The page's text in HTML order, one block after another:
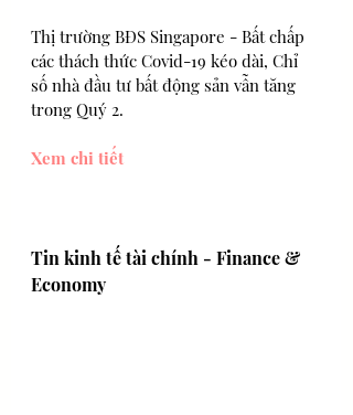
Thị trường BĐS Singapore - Bất chấp
các thách thức Covid-19 kéo dài, Chỉ
số nhà đầu tư bất động sản vẫn tăng
trong Quý 2.
Xem chi tiết
Tin kinh tế tài chính - Finance &
Economy